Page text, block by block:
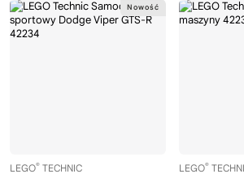
LEGO® TECHNIC LEGO®